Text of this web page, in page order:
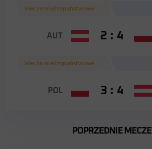
Mecze międzypaństwowe
AUT 2 : 4
Mecze międzypaństwowe
POL 3 : 4
POPRZEDNIE MECZE